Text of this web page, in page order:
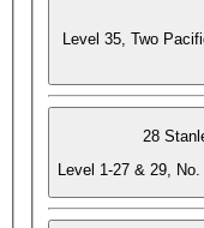
Level 35, Two
28
Level 1-27 & 29,